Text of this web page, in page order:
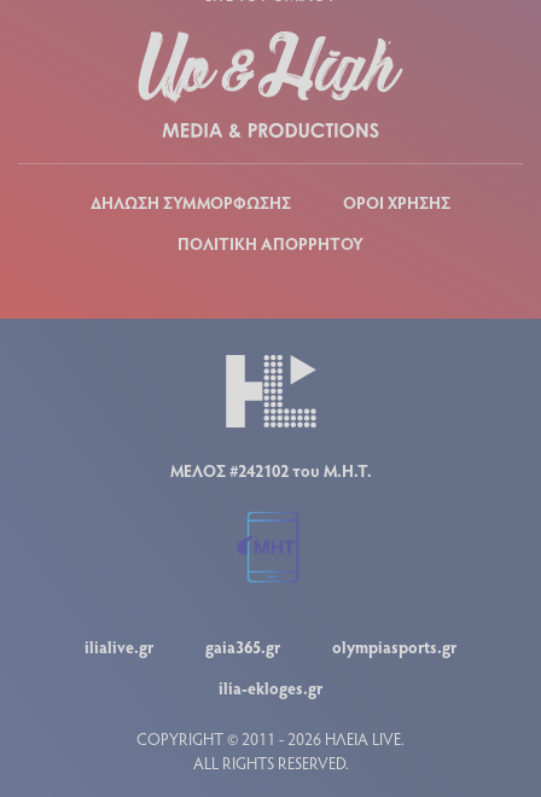
ΔΗΛΩΣΗ ΣΥΜΜΟΡΦΩΣΗΣ
ΟΡΟΙ ΧΡΗΣΗΣ
ΠΟΛΙΤΙΚΗ ΑΠΟΡΡΗΤΟΥ
ΜΕΛΟΣ #242102 του Μ.Η.Τ.
ilialive.gr gaia365.gr
olympiasports.gr
ilia-ekloges.gr
COPYRIGHT © 2011 - 2026 ΗΛΕΙΑ LIVE.
ALL RIGHTS RESERVED.